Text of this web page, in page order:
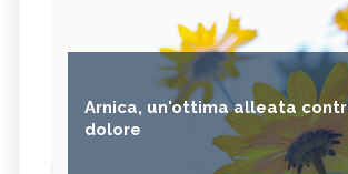
Arnica, un'ottima alleata
dolore